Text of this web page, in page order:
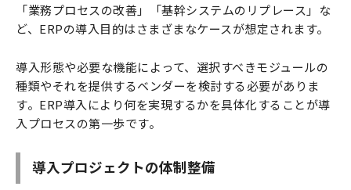
「業務プロセスの改善」「基幹システムのリプレース」な
ど、ERPの導入目的はさまざまなケースが想定されます。
導入形態や必要な機能によって、選択すべきモジュールの
種類やそれを提供するベンダーを検討する必要がありま
す。ERP導入により何を実現するかを具体化することが導
入プロセスの第一歩です。
導入プロジェクトの体制整備